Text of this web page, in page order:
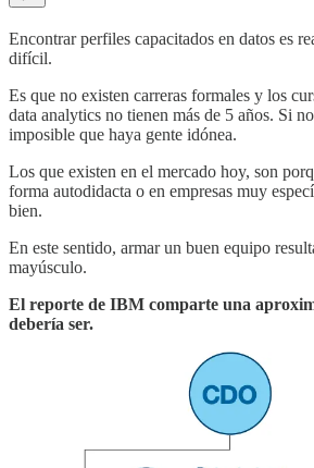
Encontrar perfiles capacitados en datos es
difícil.
Es que no existen carreras formales y los
data analytics no tienen más de 5 años. Si
imposible que haya gente idónea.
Los que existen en el mercado hoy, son
forma autodidacta o en empresas muy
bien.
En este sentido, armar un buen equipo
mayúsculo.
El reporte de IBM comparte una
debería ser.